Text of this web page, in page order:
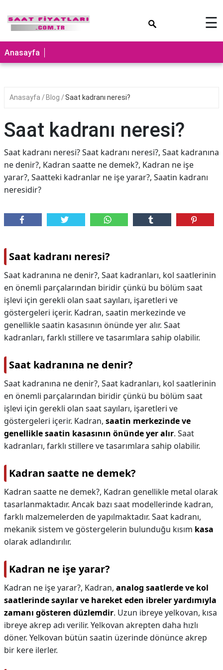
☰
Anasayfa
Anasayfa Blog Saat kadranı neresi?
Saat kadranı neresi?
Saat kadranı neresi? Saat kadranı neresi?, Saat kadranına
ne denir?, Kadran saatte ne demek?, Kadran ne işe
yarar?, Saatteki kadranlar ne işe yarar?, Saatin kadranı
neresidir?
Saat kadranı neresi?
Saat kadranına ne denir?, Saat kadranları, kol saatlerinin
en önemli parçalarından biridir çünkü bu bölüm saat
işlevi için gerekli olan saat sayıları, işaretleri ve
göstergeleri içerir. Kadran, saatin merkezinde ve
genellikle saatin kasasının önünde yer alır. Saat
kadranları, farklı stillere ve tasarımlara sahip olabilir.
Saat kadranına ne denir?
Saat kadranına ne denir?, Saat kadranları, kol saatlerinin
en önemli parçalarından biridir çünkü bu bölüm saat
işlevi için gerekli olan saat sayıları, işaretleri ve
göstergeleri içerir. Kadran, saatin merkezinde ve
genellikle saatin kasasının önünde yer alır. Saat
kadranları, farklı stillere ve tasarımlara sahip olabilir.
Kadran saatte ne demek?
Kadran saatte ne demek?, Kadran genellikle metal olarak
tasarlanmaktadır. Ancak bazı saat modellerinde kadran,
farklı malzemelerden de yapılmaktadır. Saat kadranı,
mekanik sistem ve göstergelerin bulunduğu kısım kasa
olarak adlandırılır.
Kadran ne işe yarar?
Kadran ne işe yarar?, Kadran, analog saatlerde ve kol
saatlerinde sayılar ve hareket eden ibreler yardımıyla
zamanı gösteren düzlemdir. Uzun ibreye yelkovan, kısa
ibreye akrep adı verilir. Yelkovan akrepten daha hızlı
döner. Yelkovan bütün saatin üzerinde dönünce akrep
bir kere ilerler.